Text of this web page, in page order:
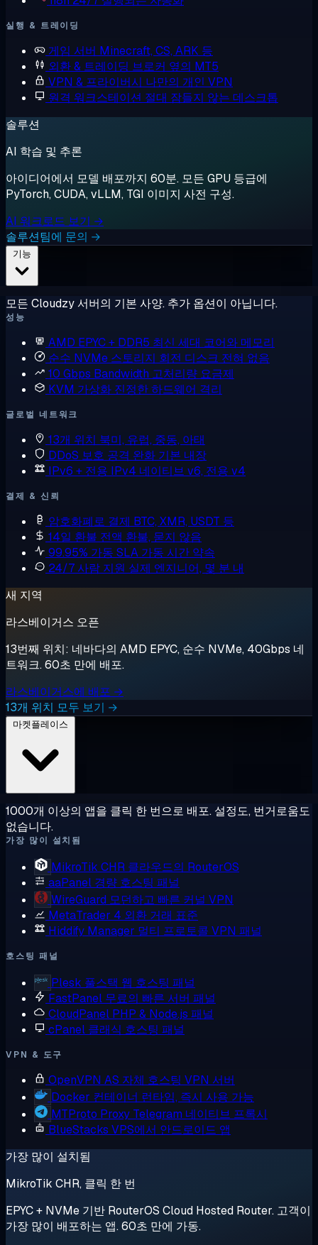
실행 & 트레이딩
게임 서버 Minecraft, CS, ARK 등
외환 & 트레이딩 브로커 옆의 MT5
VPN & 프라이버시 나만의 개인 VPN
원격 워크스테이션 절대 잠들지 않는 데스크톱
솔루션
AI 학습 및 추론
아이디어에서 모델 배포까지 60분. 모든 GPU 등급에
PyTorch, CUDA, vLLM, TGI 이미지 사전 구성.
AI 워크로드 보기 →
솔루션팀에 문의 →
모든 Cloudzy 서버의 기본 사양. 추가 옵션이 아닙니다.
성능
AMD EPYC + DDR5 최신 세대 코어와 메모리
순수 NVMe 스토리지 회전 디스크 전혀 없음
10 Gbps Bandwidth 고처리량 요금제
KVM 가상화 진정한 하드웨어 격리
글로벌 네트워크
13개 위치 북미, 유럽, 중동, 아태
DDoS 보호 공격 완화 기본 내장
IPv6 + 전용 IPv4 네이티브 v6, 전용 v4
결제 & 신뢰
암호화폐로 결제 BTC, XMR, USDT 등
14일 환불 전액 환불, 묻지 않음
99.95% 가동 SLA 가동 시간 약속
24/7 사람 지원 실제 엔지니어, 몇 분 내
새 지역
라스베이거스 오픈
13번째 위치: 네바다의 AMD EPYC, 순수 NVMe, 40Gbps 네
트워크. 60초 만에 배포.
라스베이거스에 배포 →
13개 위치 모두 보기 →
1000개 이상의 앱을 클릭 한 번으로 배포. 설정도, 번거로움도
없습니다.
가장 많이 설치됨
MikroTik CHR 클라우드의 RouterOS
aaPanel 경량 호스팅 패널
WireGuard 모던하고 빠른 커널 VPN
MetaTrader 4 외환 거래 표준
Hiddify Manager 멀티 프로토콜 VPN 패널
호스팅 패널
Plesk 풀스택 웹 호스팅 패널
FastPanel 무료의 빠른 서버 패널
CloudPanel PHP & Node.js 패널
cPanel 클래식 호스팅 패널
VPN & 도구
OpenVPN AS 자체 호스팅 VPN 서버
Docker 컨테이너 런타임, 즉시 사용 가능
MTProto Proxy Telegram 네이티브 프록시
BlueStacks VPS에서 안드로이드 앱
가장 많이 설치됨
MikroTik CHR, 클릭 한 번
EPYC + NVMe 기반 RouterOS Cloud Hosted Router. 고객이
가장 많이 배포하는 앱. 60초 만에 가동.